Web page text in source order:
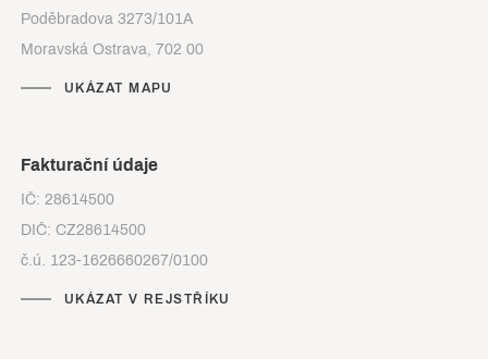
Poděbradova 3273/101A
Moravská Ostrava, 702 00
UKÁZAT MAPU
Fakturační údaje
IČ: 28614500
DIČ: CZ28614500
č.ú. 123-1626660267/0100
UKÁZAT V REJSTŘÍKU